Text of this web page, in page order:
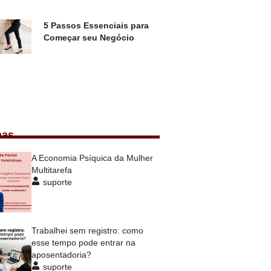
5 Passos Essenciais para
Começar seu Negócio
A Economia Psíquica da Mulher
Multitarefa
suporte
Trabalhei sem registro: como
esse tempo pode entrar na
aposentadoria?
suporte